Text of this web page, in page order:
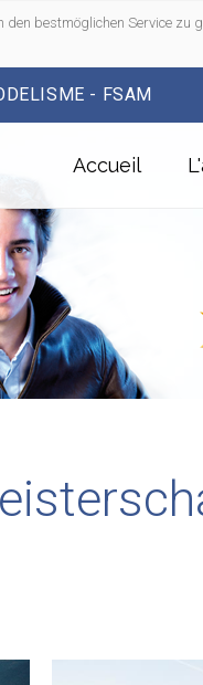
den bestmöglichen Service
- FSAM
Accueil